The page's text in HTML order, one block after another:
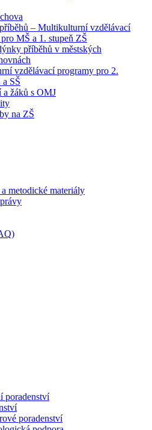
– Multikulturní vzdělávací
MŠ a 1. stupeň ZŠ
příběhů v městských
vzdělávací programy pro 2.
a SŠ
a žáků s OMJ
na ZŠ
metodické materiály
poradenství
poradenství